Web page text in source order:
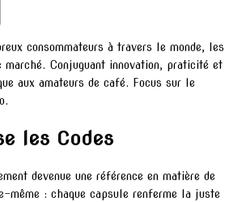
consommateurs à travers le monde, les
Conjuguant innovation, praticité et
aux amateurs de café. Focus sur le
les Codes
devenue une référence en matière de
même : chaque capsule renferme la juste